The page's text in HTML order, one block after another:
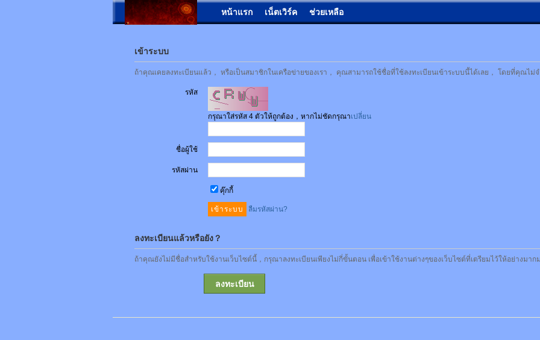
หน้าแรก เน็ตเวิร์ค ช่วยเหลือ
เข้าระบบ
ถ้าคุณเคยลงทะเบียนแล้ว， หรือเป็นสมาชิกในเครือข่ายของเรา， คุณสามารถใช้ชื่อที่ใช้ลงทะเบียนเข้าระบบนี้ได้เลย， โดยที่คุณไม่
รหัส
กรุณาใส่รหัส 4 ตัวให้ถูกต้อง，หากไม่ชัดกรุณาเปลี่ยน
ชื่อผู้ใช้
รหัสผ่าน
คุ๊กกี้
ลืมรหัสผ่าน?
ลงทะเบียนแล้วหรือยัง？
ถ้าคุณยังไม่มีชื่อสำหรับใช้งานเว็บไซต์นี้，กรุณาลงทะเบียนเพียงไม่กี่ขั้นตอน เพื่อเข้าใช้งานต่างๆของเว็บไซต์ที่เตรียมไว้ให้อย่างมาก
ลงทะเบียน